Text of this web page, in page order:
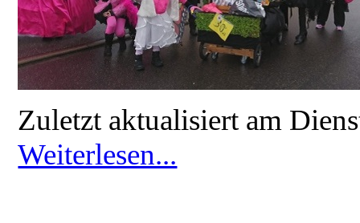
Zuletzt aktualisiert am
Weiterlesen...